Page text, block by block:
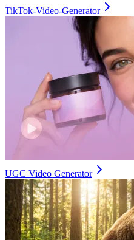
TikTok-Video-Generator
UGC Video Generator